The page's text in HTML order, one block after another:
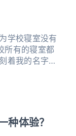
学校寝室没有
所有的寝室都
着我的名字。
，想给我立
。 于是我追
种体验？